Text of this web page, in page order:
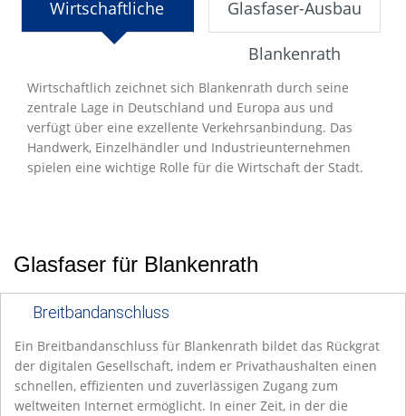
Wirtschaftliche Glasfaser-Ausbau
Blankenrath
Wirtschaftlich zeichnet sich Blankenrath durch seine
zentrale Lage in Deutschland und Europa aus und
verfügt über eine exzellente Verkehrsanbindung. Das
Handwerk, Einzelhändler und Industrieunternehmen
spielen eine wichtige Rolle für die Wirtschaft der Stadt.
Glasfaser für Blankenrath
Breitbandanschluss
Ein Breitbandanschluss für Blankenrath bildet das Rückgrat
der digitalen Gesellschaft, indem er Privathaushalten einen
schnellen, effizienten und zuverlässigen Zugang zum
weltweiten Internet ermöglicht. In einer Zeit, in der die